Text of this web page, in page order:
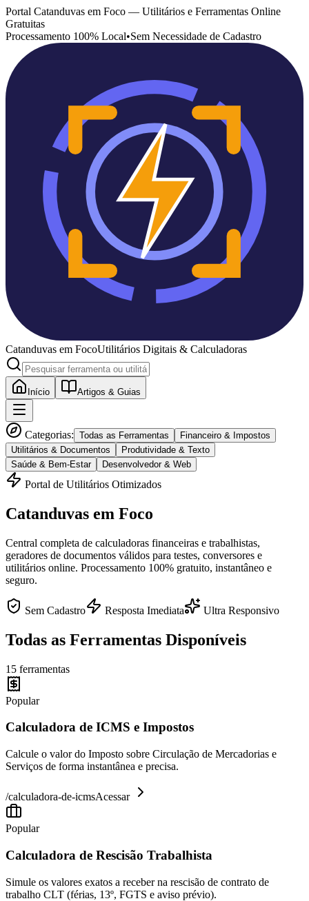
Portal Catanduvas em Foco — Utilitários e Ferramentas Online
Gratuitas
Processamento 100% Local•Sem Necessidade de Cadastro
Catanduvas em FocoUtilitários Digitais & Calculadoras
Início Artigos & Guias
Categorias: Todas as Ferramentas
Financeiro & Impostos
Utilitários & Documentos
Produtividade & Texto
Saúde & Bem-Estar
Desenvolvedor & Web
Portal de Utilitários Otimizados
Catanduvas em Foco
Central completa de calculadoras financeiras e trabalhistas,
geradores de documentos válidos para testes, conversores e
utilitários online. Processamento 100% gratuito, instantâneo e
seguro.
Sem Cadastro Resposta Imediata Ultra Responsivo
Todas as Ferramentas Disponíveis
15 ferramentas
Popular
Calculadora de ICMS e Impostos
Calcule o valor do Imposto sobre Circulação de Mercadorias e
Serviços de forma instantânea e precisa.
/calculadora-de-icmsAcessar
Popular
Calculadora de Rescisão Trabalhista
Simule os valores exatos a receber na rescisão de contrato de
trabalho CLT (férias, 13º, FGTS e aviso prévio).